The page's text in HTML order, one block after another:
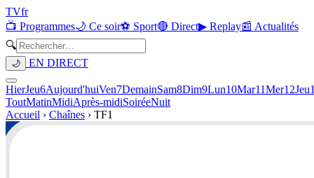
TVfr
📺 Programmes🌙 Ce soir⚽ Sport🔴 Direct▶ Replay📰 Actualités
🔍
🌙 EN DIRECT
HierJeu6Aujourd'huiVen7DemainSam8Dim9Lun10Mar11Mer12Jeu
ToutMatinMidiAprès-midiSoiréeNuit
Accueil › Chaînes › TF1